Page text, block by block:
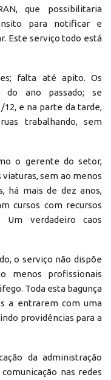
que possibilitaria
para notificar e
Este serviço todo está
falta até apito. Os
do ano passado; se
e na parte da tarde,
trabalhando, sem
o gerente do setor,
sem ao menos
há mais de dez anos,
cursos com recursos
Um verdadeiro caos
o serviço não dispõe
menos profissionais
Toda esta bagunça
a entrarem com uma
providências para a
da administração
nas redes